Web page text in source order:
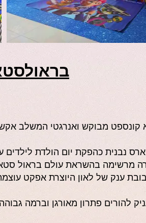
קונספט מבוקש ואנרגטי המשלב
נבנית כהפקת יום הולדת
מרשימה בהשראת עולם בראול
ענק של לאון היוצרת אפקט
להורים פתרון מאורגן וברמה